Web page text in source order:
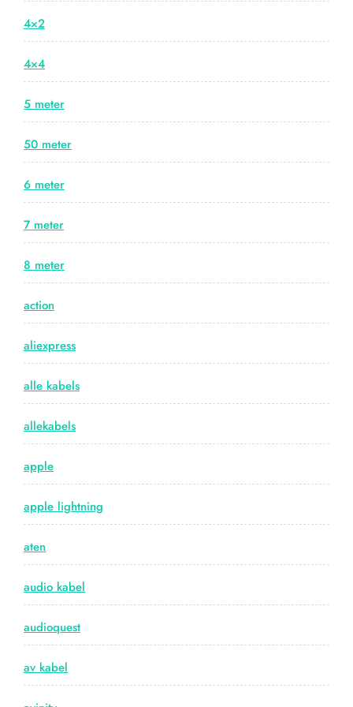
4×2
4×4
5 meter
50 meter
6 meter
7 meter
8 meter
action
aliexpress
alle kabels
allekabels
apple
apple lightning
aten
audio kabel
audioquest
av kabel